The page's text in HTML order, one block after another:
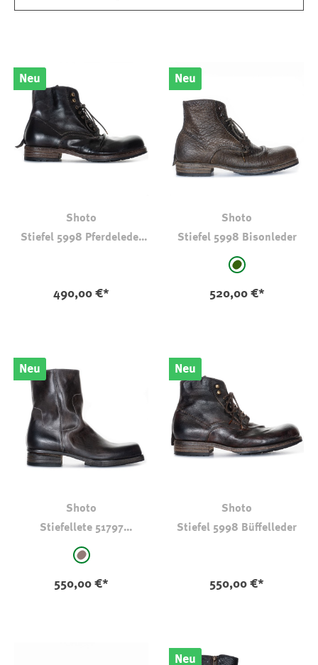
Neu
Shoto
Stiefel 5998 Pferdeleder
490,00 €*
Neu
Shoto
Stiefel 5998 Bisonleder
auswählen
dkl oliv-kaki
520,00 €*
Neu
Shoto
Stiefellete 51797
auswählen
braungrau-dkl.taupe
550,00 €*
Neu
Shoto
Stiefel 5998 Büffelleder
550,00 €*
Neu